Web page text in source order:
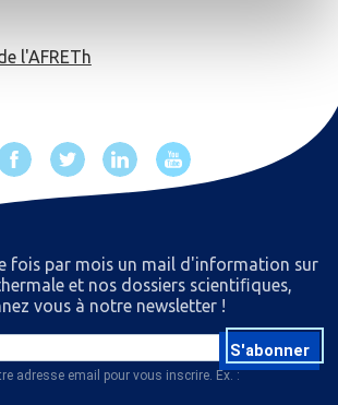
l'AFRETh
fois par mois un mail d'information sur
et nos dossiers scientiﬁques,
vous à notre newsletter !
S'abonner
adresse email pour vous inscrire. Ex. :